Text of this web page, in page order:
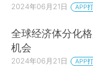
2024年06月21日 APP
全球经济体分化
机会
2024年06月21日 APP